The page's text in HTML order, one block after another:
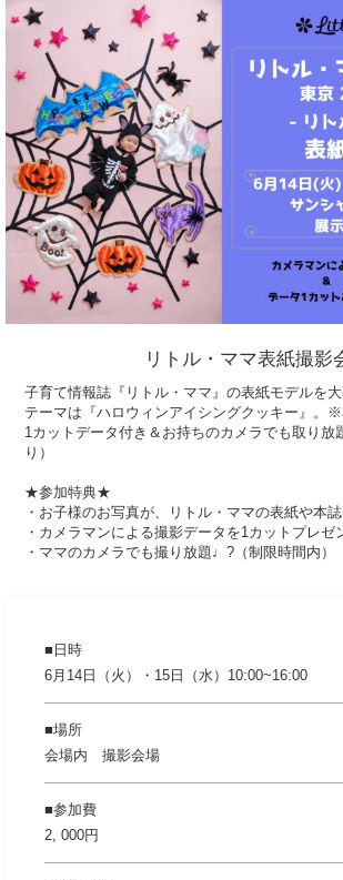
リトル・ママ表紙撮影
子育て情報誌『リトル・ママ』の表紙モデルを大
テーマは『ハロウィンアイシングクッキー』。
1カットデータ付き＆お持ちのカメラでも取り放
り）
★参加特典★
・お子様のお写真が、リトル・ママの表紙や本
・カメラマンによる撮影データを1カットプレゼ
・ママのカメラでも撮り放題♩?（制限時間内）
日時
6月14日（火）・15日（水）10:00~16:00
場所
会場内 撮影会場
参加費
2, 000円